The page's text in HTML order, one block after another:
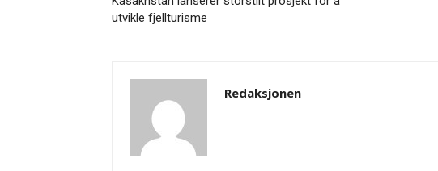
utvikle fjellturisme
Redaksjonen